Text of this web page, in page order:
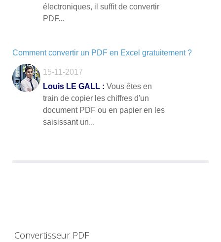
électroniques, il suffit de convertir
PDF...
Comment convertir un PDF en Excel gratuitement ?
15-11-2017
Louis LE GALL : Vous êtes en
train de copier les chiffres d'un
document PDF ou en papier en les
saisissant un...
Convertisseur PDF